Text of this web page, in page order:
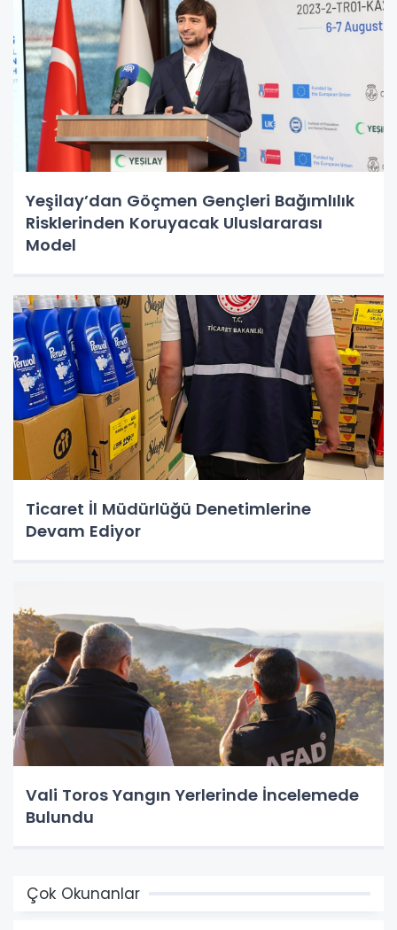
Yeşilay’dan Göçmen Gençleri Bağımlılık
Risklerinden Koruyacak Uluslararası
Model
Ticaret İl Müdürlüğü Denetimlerine
Devam Ediyor
Vali Toros Yangın Yerlerinde İncelemede
Bulundu
Çok Okunanlar